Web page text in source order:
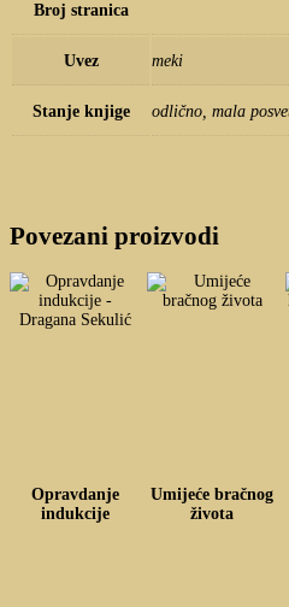
Broj stranica
Uvez meki
Stanje knjige odlično, mala
Povezani proizvodi
Opravdanje
indukcije
Umijeće bračnog
života